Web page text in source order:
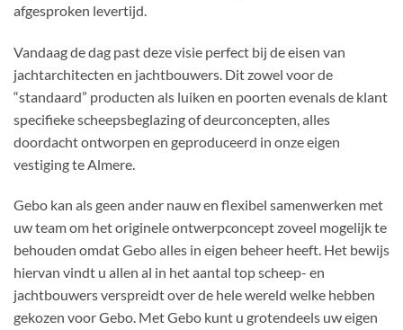
afgesproken levertijd.
Vandaag de dag past deze visie perfect bij de eisen van
jachtarchitecten en jachtbouwers. Dit zowel voor de
“standaard” producten als luiken en poorten evenals de klant
specifieke scheepsbeglazing of deurconcepten, alles
doordacht ontworpen en geproduceerd in onze eigen
vestiging te Almere.
Gebo kan als geen ander nauw en flexibel samenwerken met
uw team om het originele ontwerpconcept zoveel mogelijk te
behouden omdat Gebo alles in eigen beheer heeft. Het bewijs
hiervan vindt u allen al in het aantal top scheep- en
jachtbouwers verspreidt over de hele wereld welke hebben
gekozen voor Gebo. Met Gebo kunt u grotendeels uw eigen